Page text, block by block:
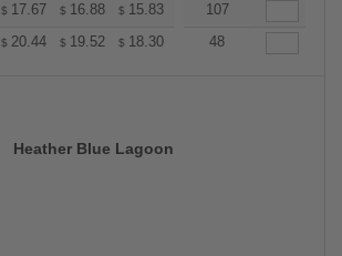
$ 17.67 $ 16.88 $ 15.83 15.04
107
$ 20.44 $ 19.52 $ 18.30 17.38
48
Heather Blue Lagoon